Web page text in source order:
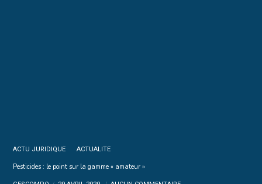
ACTU JURIDIQUE ACTUALITE
Pesticides : le point sur la gamme « amateur »